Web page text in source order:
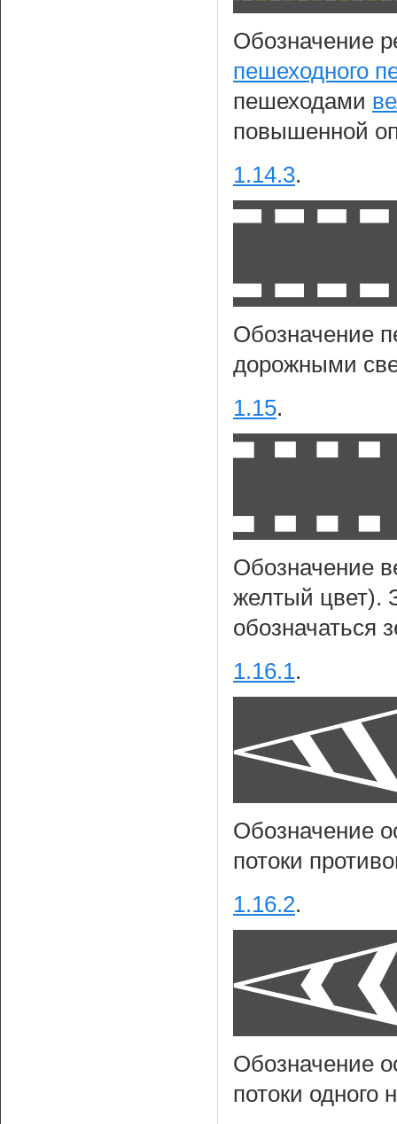
Обозначение
пешеходного
пешеходами
повышенной
1.14.3.
Обозначение
дорожными
1.15.
Обозначение
желтый цвет).
обозначаться
1.16.1.
Обозначение
потоки
1.16.2.
Обозначение
потоки одного